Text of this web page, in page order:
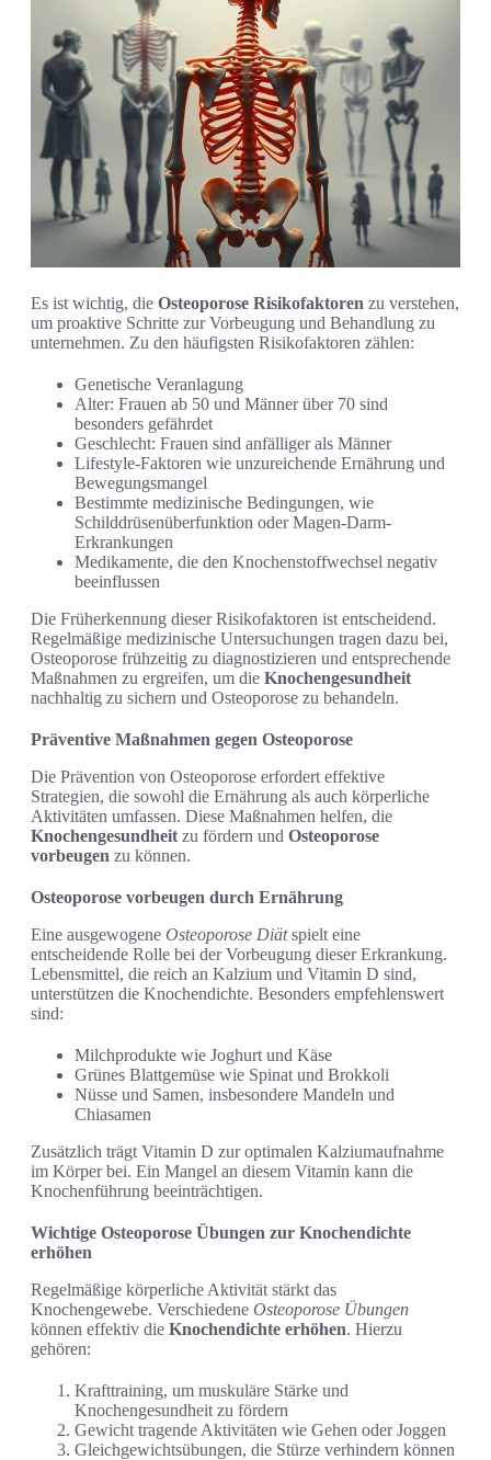
Es ist wichtig, die Osteoporose Risikofaktoren zu verstehen,
um proaktive Schritte zur Vorbeugung und Behandlung zu
unternehmen. Zu den häufigsten Risikofaktoren zählen:
Genetische Veranlagung
Alter: Frauen ab 50 und Männer über 70 sind
besonders gefährdet
Geschlecht: Frauen sind anfälliger als Männer
Lifestyle-Faktoren wie unzureichende Ernährung und
Bewegungsmangel
Bestimmte medizinische Bedingungen, wie
Schilddrüsenüberfunktion oder Magen-Darm-
Erkrankungen
Medikamente, die den Knochenstoffwechsel negativ
beeinflussen
Die Früherkennung dieser Risikofaktoren ist entscheidend.
Regelmäßige medizinische Untersuchungen tragen dazu bei,
Osteoporose frühzeitig zu diagnostizieren und entsprechende
Maßnahmen zu ergreifen, um die Knochengesundheit
nachhaltig zu sichern und Osteoporose zu behandeln.
Präventive Maßnahmen gegen Osteoporose
Die Prävention von Osteoporose erfordert effektive
Strategien, die sowohl die Ernährung als auch körperliche
Aktivitäten umfassen. Diese Maßnahmen helfen, die
Knochengesundheit zu fördern und Osteoporose
vorbeugen zu können.
Osteoporose vorbeugen durch Ernährung
Eine ausgewogene Osteoporose Diätspielt eine
entscheidende Rolle bei der Vorbeugung dieser Erkrankung.
Lebensmittel, die reich an Kalzium und Vitamin D sind,
unterstützen die Knochendichte. Besonders empfehlenswert
sind:
Milchprodukte wie Joghurt und Käse
Grünes Blattgemüse wie Spinat und Brokkoli
Nüsse und Samen, insbesondere Mandeln und
Chiasamen
Zusätzlich trägt Vitamin D zur optimalen Kalziumaufnahme
im Körper bei. Ein Mangel an diesem Vitamin kann die
Knochenführung beeinträchtigen.
Wichtige Osteoporose Übungen zur Knochendichte
erhöhen
Regelmäßige körperliche Aktivität stärkt das
Knochengewebe. Verschiedene Osteoporose Übungen
können effektiv die Knochendichte erhöhen. Hierzu
gehören:
Krafttraining, um muskuläre Stärke und
Knochengesundheit zu fördern
Gewicht tragende Aktivitäten wie Gehen oder Joggen
Gleichgewichtsübungen, die Stürze verhindern können